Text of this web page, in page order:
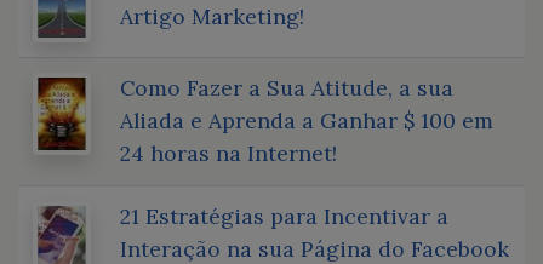
Artigo Marketing!
Como Fazer a Sua Atitude, a sua
Aliada e Aprenda a Ganhar $ 100 em
24 horas na Internet!
21 Estratégias para Incentivar a
Interação na sua Página do Facebook